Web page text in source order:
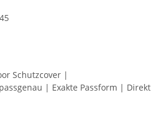
Schutzcover |
| Exakte Passform | Direkt